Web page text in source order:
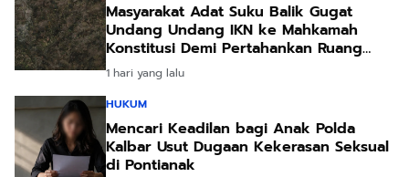
Masyarakat Adat Suku Balik Gugat
Undang Undang IKN ke Mahkamah
Konstitusi Demi Pertahankan Ruang
Hidup Leluhur
1 hari yang lalu
HUKUM
Mencari Keadilan bagi Anak Polda
Kalbar Usut Dugaan Kekerasan Seksual
di Pontianak